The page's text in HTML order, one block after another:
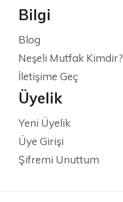
Bilgi
Blog
Neşeli Mutfak Kimdir?
İletişime Geç
Üyelik
Yeni Üyelik
Üye Girişi
Şifremi Unuttum